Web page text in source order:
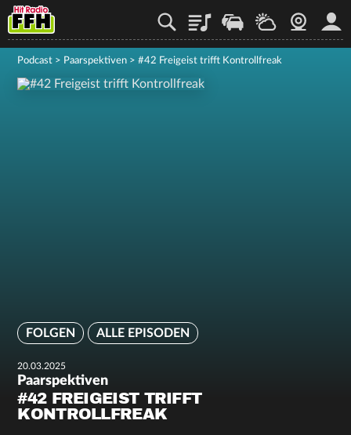
PlaylistStaupilotWetterWebcam
Podcast > Paarspektiven > #42 Freigeist trifft Kontrollfreak
FOLGEN ALLE EPISODEN
20.03.2025
Paarspektiven
#42 FREIGEIST TRIFFT
KONTROLLFREAK